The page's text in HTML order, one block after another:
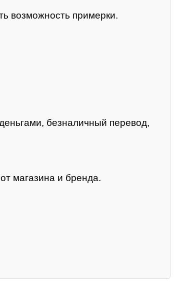
возможность примерки.
безналичный перевод,
магазина и бренда.